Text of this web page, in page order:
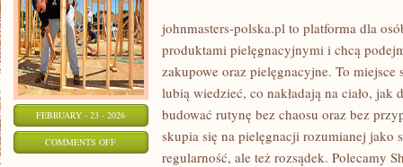
FEBRUARY - 23 - 2026
COMMENTS OFFON
johnmasters-polska.pl to platforma dla
produktami pielęgnacyjnymi i chcą
zakupowe oraz pielęgnacyjne. To
lubią wiedzieć, co nakładają na ciało, jak
budować rutynę bez chaosu oraz bez
skupia się na pielęgnacji rozumianej jako
regularność, ale też rozsądek. Polecamy